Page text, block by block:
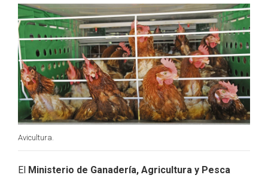
o
o
k
d
I
n
e
r
Avicultura.
El Ministerio de Ganadería, Agricultura y Pesca